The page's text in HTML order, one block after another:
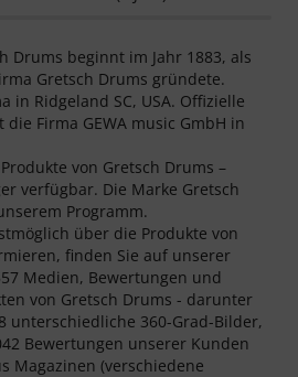
Drums beginnt im Jahr 1883, als
Gretsch Drums gründete.
in Ridgeland SC, USA. Offizielle
Firma GEWA music GmbH in
von Gretsch Drums –
verfügbar. Die Marke Gretsch
Programm.
über die Produkte von
finden Sie auf unserer
Medien, Bewertungen und
von Gretsch Drums - darunter
unterschiedliche 360-Grad-Bilder,
Bewertungen unserer Kunden
Magazinen (verschiedene